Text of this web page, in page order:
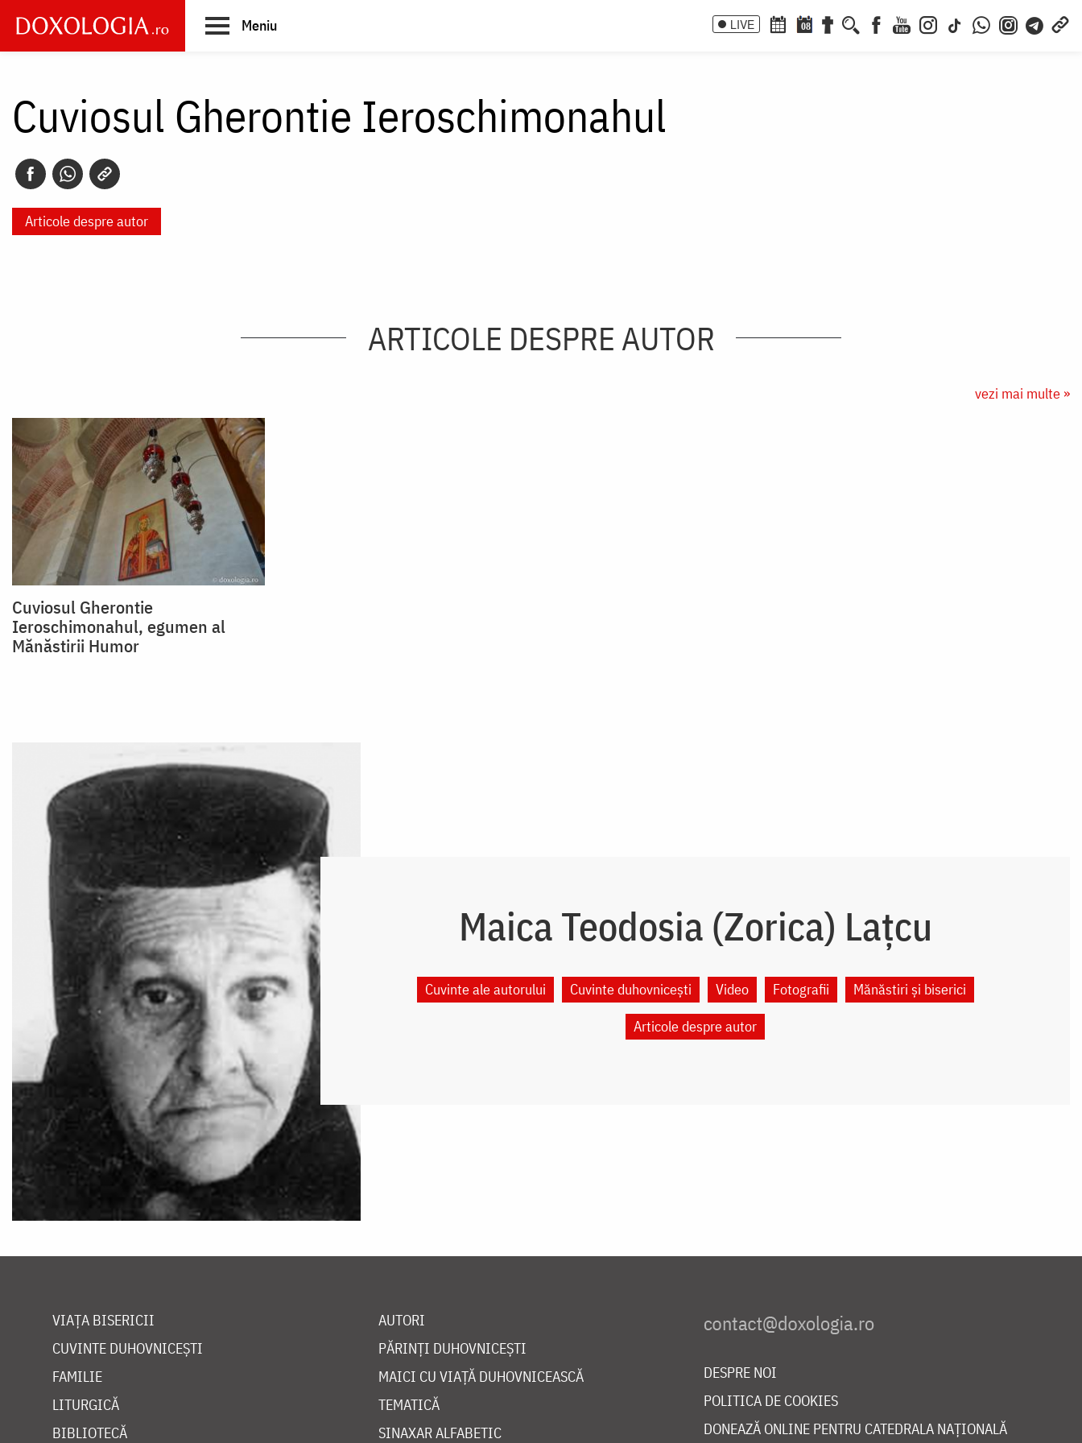
main
Meniu LIVE 08
Cuviosul Gherontie Ieroschimonahul
Articole despre autor
ARTICOLE DESPRE AUTOR
vezi mai multe »
Cuviosul Gherontie
Ieroschimonahul, egumen al
Mănăstirii Humor
Maica Teodosia (Zorica) Lațcu
Cuvinte ale autorului Cuvinte duhovnicești Video Fotografii
Mănăstiri și biserici
Articole despre autor
VIAȚA BISERICII
CUVINTE DUHOVNICEȘTI
FAMILIE
LITURGICĂ
BIBLIOTECĂ
AUTORI
PĂRINȚI DUHOVNICEȘTI
MAICI CU VIAȚĂ DUHOVNICEASCĂ
TEMATICĂ
SINAXAR ALFABETIC
DESPRE NOI
POLITICA DE COOKIES
DONEAZĂ ONLINE PENTRU CATEDRALA NAȚIONALĂ